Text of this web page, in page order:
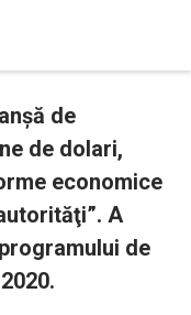
de
de dolari,
economice
A
de